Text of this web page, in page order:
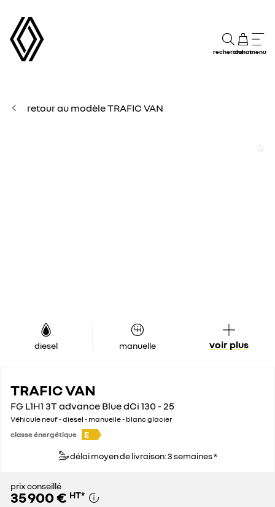
rechercheachatmenu
retour au modèle TRAFIC VAN
diesel manuelle voir plus
TRAFIC VAN
FG L1H1 3T advance Blue dCi 130 - 25
Véhicule neuf - diesel - manuelle - blanc glacier
classe énergétique
E
délai moyen de livraison: 3 semaines *
prix conseillé
35 900 € HT*